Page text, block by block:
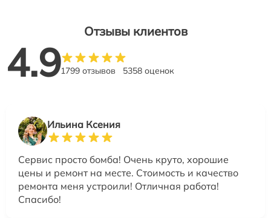
Отзывы клиентов
4.91799 отзывов 5358 оценок
Ильина Ксения
Сервис просто бомба! Очень круто, хорошие
цены и ремонт на месте. Стоимость и качество
ремонта меня устроили! Отличная работа!
Спасибо!